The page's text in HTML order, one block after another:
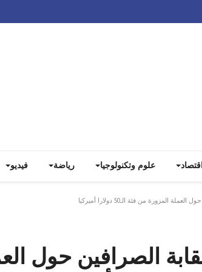
علوم وتكنولوجيا رياضة فيديو
المزورة من فئة الـ50 دولارا أميركيا
الصرافين حول